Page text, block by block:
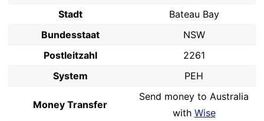
Stadt
Bateau Bay
Bundesstaat
NSW
Postleitzahl
2261
System
PEH
Money Transfer
Send money to Australia
with Wise